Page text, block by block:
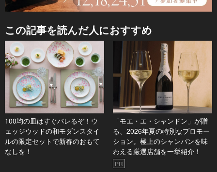
この記事を読んだ人におすすめ
100均の皿はすぐバレるぞ！ウ
ェッジウッドの和モダンスタイ
ルの限定セットで新春のおもて
なしを！
「モエ・エ・シャンドン」が贈
る、2026年夏の特別なプロモー
ション。極上のシャンパンを味
わえる厳選店舗を一挙紹介！
PR